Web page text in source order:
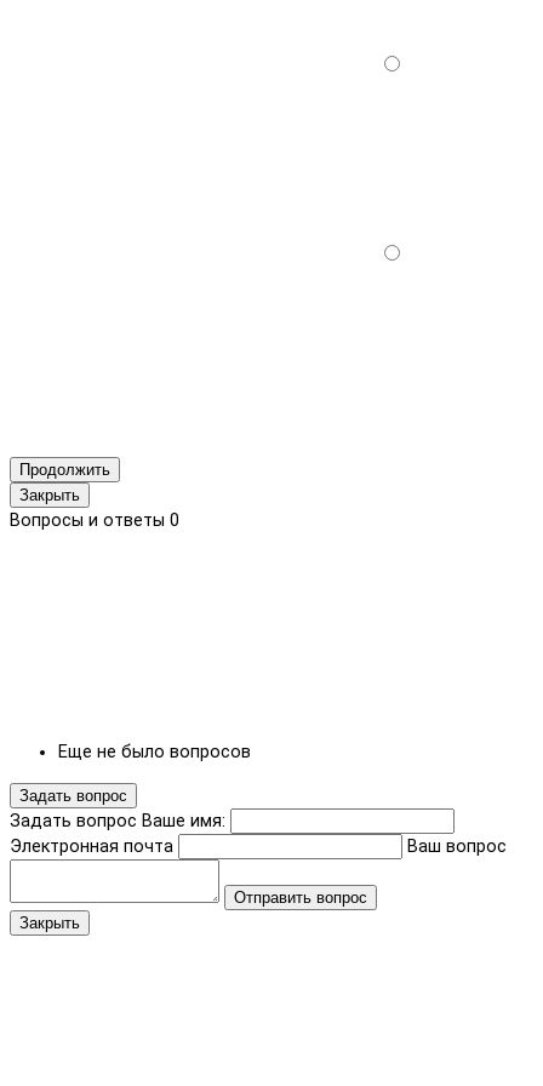
Продолжить
Закрыть
Вопросы и ответы 0
Еще не было вопросов
Задать вопрос
Задать вопрос Ваше имя:
Электронная почта
Ваш вопрос
Отправить вопрос
Закрыть